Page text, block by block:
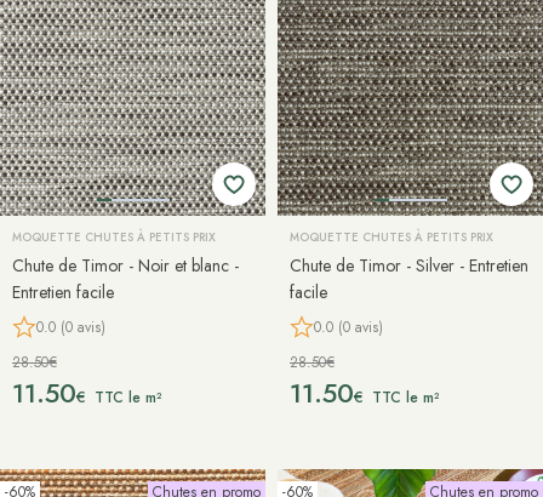
MOQUETTE CHUTES À PETITS PRIX
Chute de Timor - Noir et blanc -
Entretien facile
0.0 (0 avis)
28.50€
11.50€ TTC le m²
MOQUETTE CHUTES À PETITS PRIX
Chute de Timor - Silver - Entretien
facile
0.0 (0 avis)
28.50€
11.50€ TTC le m²
-60% Chutes en promo -60% Chutes en promo